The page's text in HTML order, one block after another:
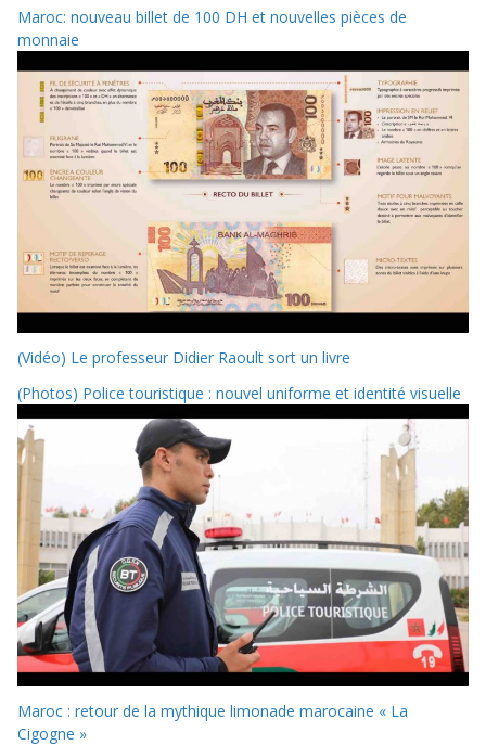
Maroc: nouveau billet de 100 DH et nouvelles pièces de
monnaie
(Vidéo) Le professeur Didier Raoult sort un livre
(Photos) Police touristique : nouvel uniforme et identité visuelle
Maroc : retour de la mythique limonade marocaine « La
Cigogne »